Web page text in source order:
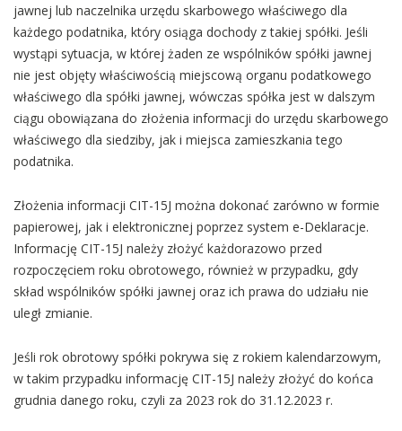
jawnej lub naczelnika urzędu skarbowego właściwego dla
każdego podatnika, który osiąga dochody z takiej spółki. Jeśli
wystąpi sytuacja, w której żaden ze wspólników spółki jawnej
nie jest objęty właściwością miejscową organu podatkowego
właściwego dla spółki jawnej, wówczas spółka jest w dalszym
ciągu obowiązana do złożenia informacji do urzędu skarbowego
właściwego dla siedziby, jak i miejsca zamieszkania tego
podatnika.
Złożenia informacji CIT-15J można dokonać zarówno w formie
papierowej, jak i elektronicznej poprzez system e-Deklaracje.
Informację CIT-15J należy złożyć każdorazowo przed
rozpoczęciem roku obrotowego, również w przypadku, gdy
skład wspólników spółki jawnej oraz ich prawa do udziału nie
uległ zmianie.
Jeśli rok obrotowy spółki pokrywa się z rokiem kalendarzowym,
w takim przypadku informację CIT-15J należy złożyć do końca
grudnia danego roku, czyli za 2023 rok do 31.12.2023 r.